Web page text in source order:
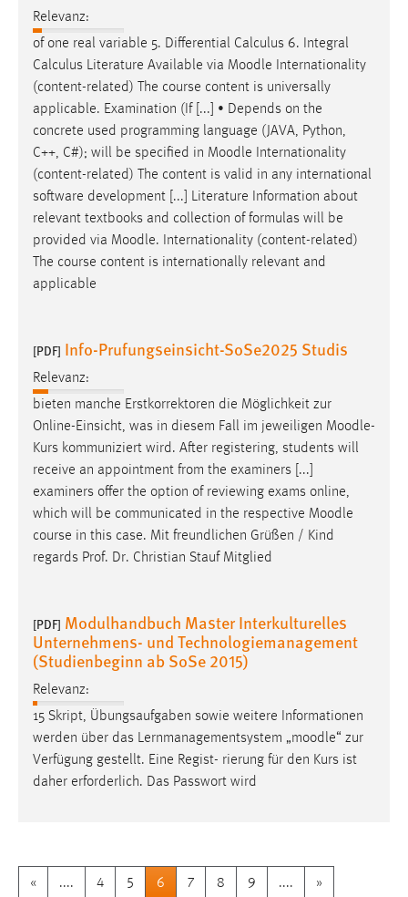
Relevanz:
of one real variable 5. Differential Calculus 6. Integral
Calculus Literature Available via Moodle Internationality
(content-related) The course content is universally
applicable. Examination (If [...] • Depends on the
concrete used programming language (JAVA, Python,
C++, C#); will be specified in Moodle Internationality
(content-related) The content is valid in any international
software development [...] Literature Information about
relevant textbooks and collection of formulas will be
provided via Moodle. Internationality (content-related)
The course content is internationally relevant and
applicable
[PDF] Info-Prufungseinsicht-SoSe2025 Studis
Relevanz:
bieten manche Erstkorrektoren die Möglichkeit zur
Online-Einsicht, was in diesem Fall im jeweiligen Moodle-
Kurs kommuniziert wird. After registering, students will
receive an appointment from the examiners [...]
examiners offer the option of reviewing exams online,
which will be communicated in the respective Moodle
course in this case. Mit freundlichen Grüßen / Kind
regards Prof. Dr. Christian Stauf Mitglied
[PDF] Modulhandbuch Master Interkulturelles
Unternehmens- und Technologiemanagement
(Studienbeginn ab SoSe 2015)
Relevanz:
15 Skript, Übungsaufgaben sowie weitere Informationen
werden über das Lernmanagementsystem „moodle“ zur
Verfügung gestellt. Eine Regist- rierung für den Kurs ist
daher erforderlich. Das Passwort wird
« .... 4 5 6 7 8 9 .... »